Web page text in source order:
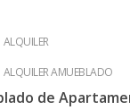
ALQUILER
ALQUILERAMUEBLADO